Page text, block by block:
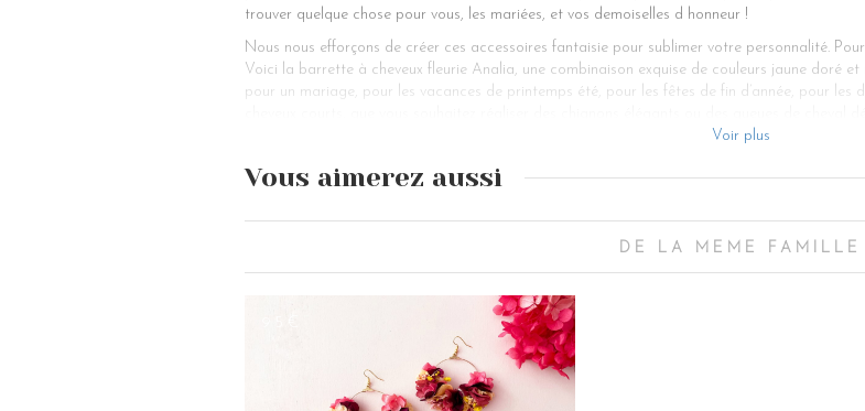
trouver quelque chose pour vous, les mariées, et vos demoiselles d honneur !
Nous nous efforçons de créer ces accessoires fantaisie pour sublimer votre personnalité.
Voici la barrette à cheveux fleurie Analia, une combinaison exquise de couleurs jaune doré
pour un mariage, pour les vacances de printemps été, pour les fêtes de fin d’année, pour les
cet accessoire de coiffure fait-main vous conviendra sans doute si vous désirez ajouter une
Les magnifiques fleurs stabilisées sont soigneusement fixées sur une épingle dorée, ce qui
beauté s’accentue, tandis que le design au petit format ajoute une touche de légèreté. Cet
et précieuse pour toutes les amoureuses d’accessoires cheveux. Ne manquez pas
de cheveux tendance, vous avez l’assurance de rester éclatante pour toujours. Laissez libre
vos coiffures en véritables œuvres d’art.
Notre maison Les Couronnes de Victoire s’efforce de créer des bijoux de tête liés au thème
serre-têtes, les peignes, les couronnes à fleurs, les pinces à cheveux et une sélection d
d’oreilles, les colliers, etc. Vous avez encore des questions concernant tous les accessoires
boutiques pour recevoir les conseils des experts ! Quels que soient vos types de cheveux,
Voir plus
Vous aimerez aussi
DE LA MEME FAMILLE